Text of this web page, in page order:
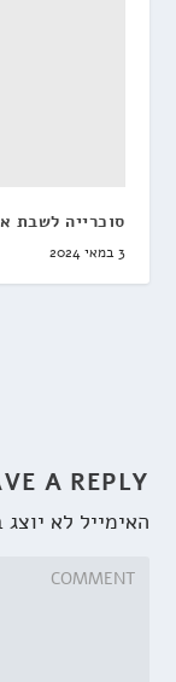
סוכרייה לשבת
3 במאי 2024
A REPLY
האימייל לא